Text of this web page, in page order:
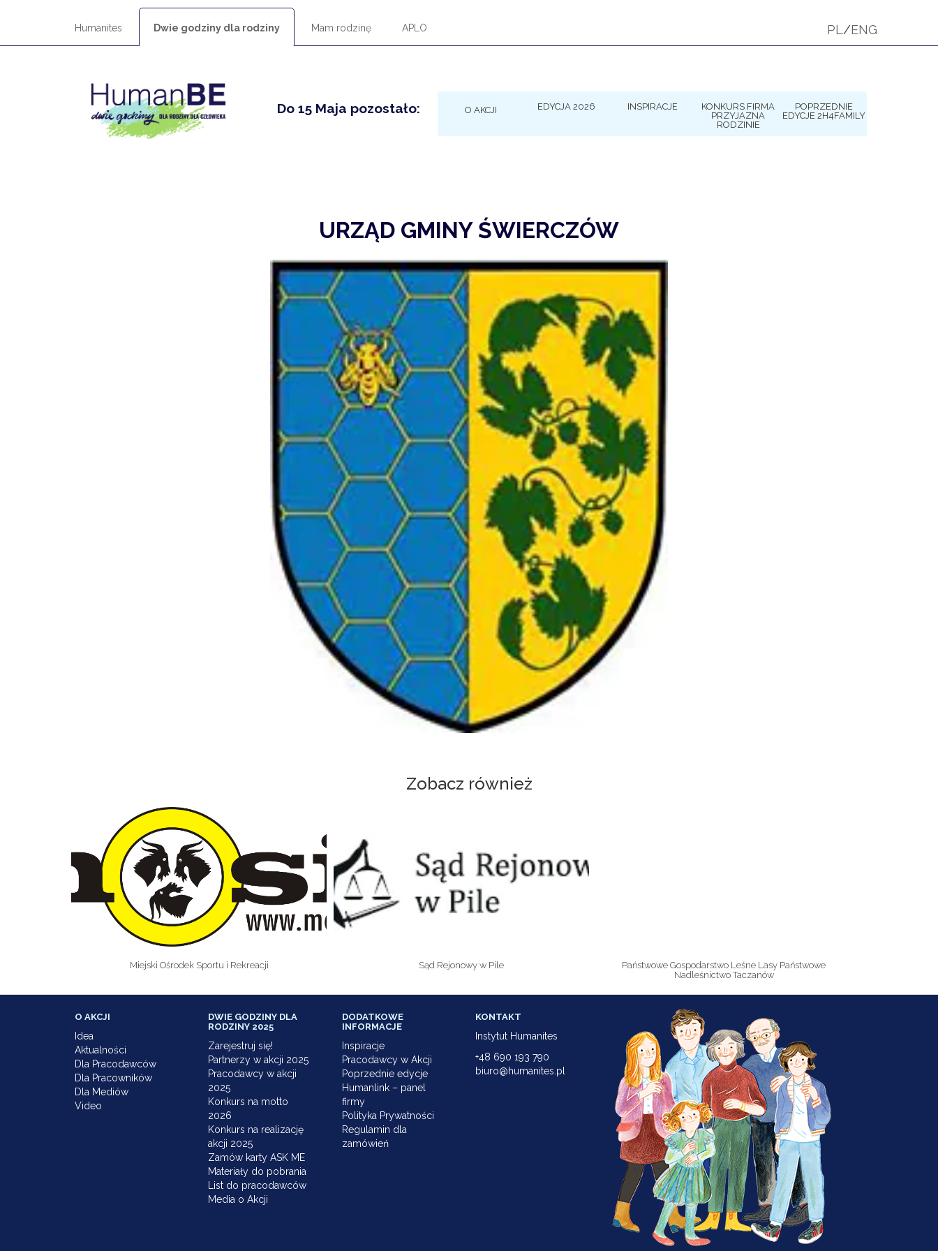
Humanites Dwie godziny dla rodziny Mam rodzinę APLO PL /ENG
Do 15 Maja pozostało: O AKCJI EDYCJA 2026 INSPIRACJE
KONKURS FIRMA
PRZYJAZNA
RODZINIE
POPRZEDNIE
EDYCJE 2H4FAMILY
URZĄD GMINY ŚWIERCZÓW
Zobacz również
Miejski Ośrodek Sportu i Rekreacji Sąd Rejonowy w Pile
Państwowe Gospodarstwo Leśne Lasy Państwowe
Nadleśnictwo Taczanów
O AKCJI
Idea
Aktualności
Dla Pracodawców
Dla Pracowników
Dla Mediów
Video
DWIE GODZINY DLA
RODZINY 2025
Zarejestruj się!
Partnerzy w akcji 2025
Pracodawcy w akcji
2025
Konkurs na motto
2026
Konkurs na realizację
akcji 2025
Zamów karty ASK ME
Materiały do pobrania
List do pracodawców
Media o Akcji
DODATKOWE
INFORMACJE
Inspiracje
Pracodawcy w Akcji
Poprzednie edycje
Humanlink – panel
firmy
Polityka Prywatności
Regulamin dla
zamówień
KONTAKT
Instytut Humanites
+48 690 193 790
biuro@humanites.pl